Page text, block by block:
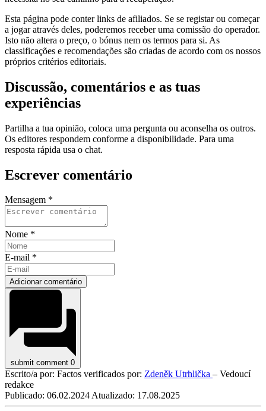
Esta página pode conter links de afiliados. Se se registar ou começar
a jogar através deles, poderemos receber uma comissão do operador.
Isto não altera o preço, o bónus nem os termos para si. As
classificações e recomendações são criadas de acordo com os nossos
próprios critérios editoriais.
Discussão, comentários e as tuas
experiências
Partilha a tua opinião, coloca uma pergunta ou aconselha os outros.
Os editores respondem conforme a disponibilidade. Para uma
resposta rápida usa o chat.
Escrever comentário
Mensagem *
Nome *
E-mail *
Adicionar comentário
submit comment 0
Escrito/a por: Factos verificados por: Zdeněk Utrhlička – Vedoucí
redakce
Publicado: 06.02.2024Atualizado: 17.08.2025